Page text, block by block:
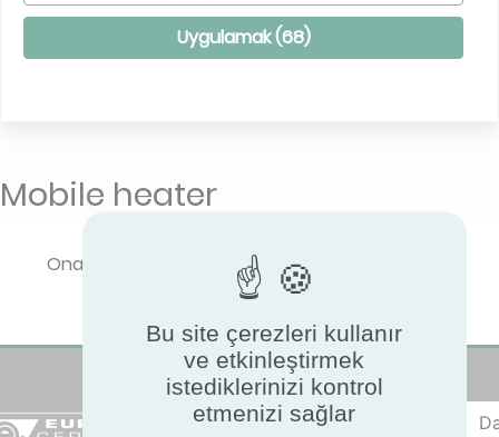
Uygulamak (68)
Mobile heater
Onaylı performansı görüntülemek için lütfen bir
ürün türü seçin.
Bu site çerezleri kullanır
ve etkinleştirmek
istediklerinizi kontrol
etmenizi sağlar